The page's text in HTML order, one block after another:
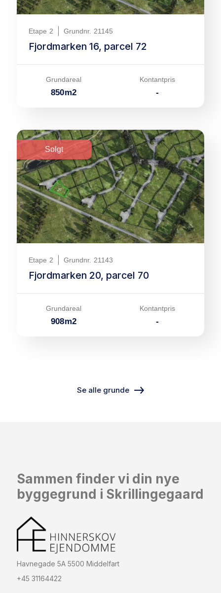
Etape 2 Grundnr. 21145
Fjordmarken 16, parcel 72
Grundareal
850m2
Kontantpris
-
Solgt
Etape 2 Grundnr. 21143
Fjordmarken 20, parcel 70
Grundareal
908m2
Kontantpris
-
Se alle grunde
Sammen finder vi din nye
byggegrund i Skrillingegaard
Havnegade 5A 5500 Middelfart
+45 31164422